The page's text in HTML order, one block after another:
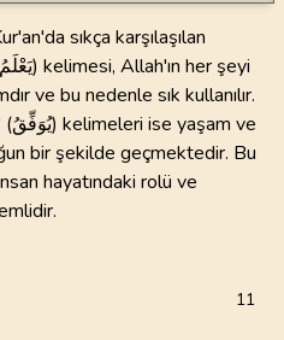
sıkça karşılaşılan
ve bu nedenle sık kullanılır.
bir şekilde geçmektedir. Bu
hayatındaki rolü ve
11